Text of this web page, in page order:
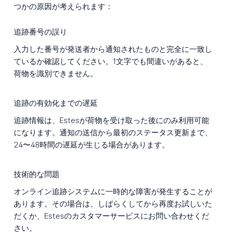
つかの原因が考えられます：
追跡番号の誤り
入力した番号が発送者から通知されたものと完全に一致し
ているか確認してください。1文字でも間違いがあると、
荷物を識別できません。
追跡の有効化までの遅延
追跡情報は、Estesが荷物を受け取った後にのみ利用可能
になります。通知の送信から最初のステータス更新まで、
24〜48時間の遅延が生じる場合があります。
技術的な問題
オンライン追跡システムに一時的な障害が発生することが
あります。その場合は、しばらくしてから再度お試しいた
だくか、Estesのカスタマーサービスにお問い合わせくだ
さい。